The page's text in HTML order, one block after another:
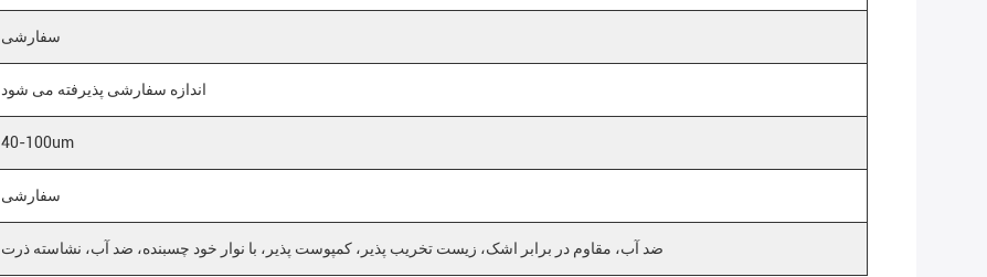
سفارشی
اندازه سفارشی پذیرفته می شود
40-100um
سفارشی
ضد آب، مقاوم در برابر اشک، زیست تخریب پذیر، کمپوست پذیر، با نوار خود چسبنده، ضد آب، نشاسته ذرت